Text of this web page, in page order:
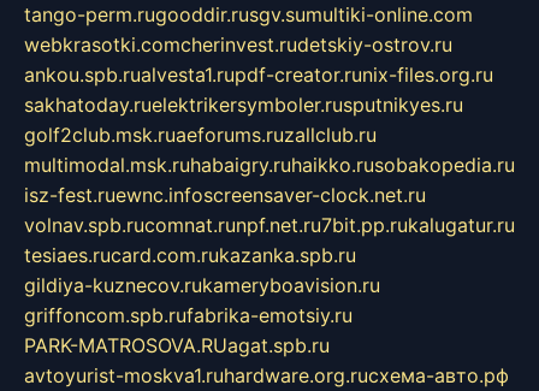
tango-perm.rugooddir.rusgv.sumultiki-online.com
webkrasotki.comcherinvest.rudetskiy-ostrov.ru
ankou.spb.rualvesta1.rupdf-creator.runix-files.org.ru
sakhatoday.ruelektrikersymboler.rusputnikyes.ru
golf2club.msk.ruaeforums.ruzallclub.ru
multimodal.msk.ruhabaigry.ruhaikko.rusobakopedia.ru
isz-fest.ruewnc.infoscreensaver-clock.net.ru
volnav.spb.rucomnat.runpf.net.ru7bit.pp.rukalugatur.ru
tesiaes.rucard.com.rukazanka.spb.ru
gildiya-kuznecov.rukameryboavision.ru
griffoncom.spb.rufabrika-emotsiy.ru
PARK-MATROSOVA.RUagat.spb.ru
avtoyurist-moskva1.ruhardware.org.ruсхема-авто.рф